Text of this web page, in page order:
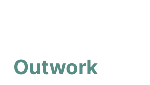
Outwork